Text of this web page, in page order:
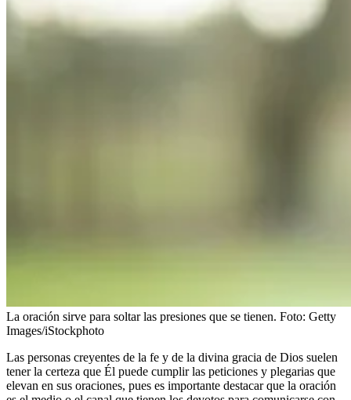
La oración sirve para soltar las presiones que se tienen. Foto: Getty
Images/iStockphoto
Las personas creyentes de la fe y de la divina gracia de Dios suelen
tener la certeza que Él puede cumplir las peticiones y plegarias que
elevan en sus oraciones, pues es importante destacar que la oración